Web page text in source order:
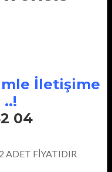
İletişime
04
ADET FİYATIDIR